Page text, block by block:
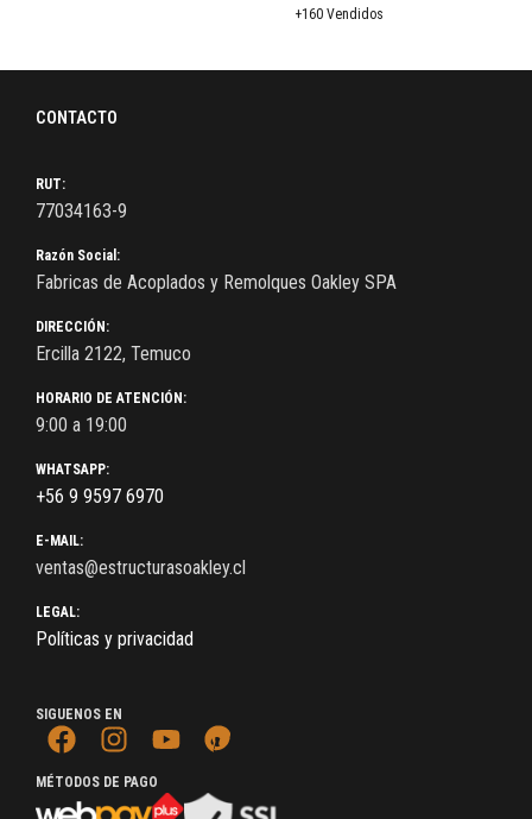
+160 Vendidos
CONTACTO
RUT:
77034163-9
Razón Social:
Fabricas de Acoplados y Remolques Oakley SPA
DIRECCIÓN:
Ercilla 2122, Temuco
HORARIO DE ATENCIÓN:
9:00 a 19:00
WHATSAPP:
+56 9 9597 6970
E-MAIL:
ventas@estructurasoakley.cl
LEGAL:
Políticas y privacidad
SIGUENOS EN
MÉTODOS DE PAGO